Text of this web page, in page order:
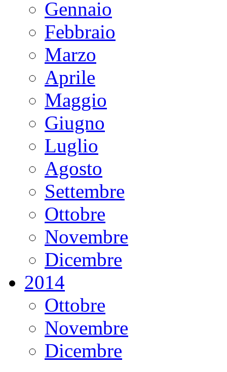
Gennaio
Febbraio
Marzo
Aprile
Maggio
Giugno
Luglio
Agosto
Settembre
Ottobre
Novembre
Dicembre
2014
Ottobre
Novembre
Dicembre